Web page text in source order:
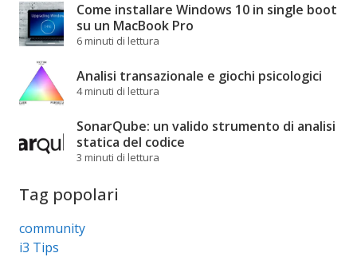
Come installare Windows 10 in single boot
su un MacBook Pro
6 minuti di lettura
Analisi transazionale e giochi psicologici
4 minuti di lettura
SonarQube: un valido strumento di analisi
statica del codice
3 minuti di lettura
Tag popolari
community
i3 Tips